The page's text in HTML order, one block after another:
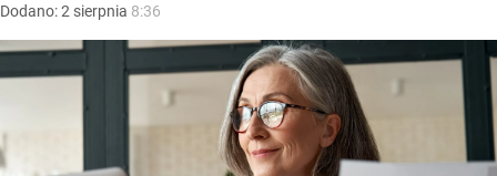
Dodano:2 sierpnia 8:36